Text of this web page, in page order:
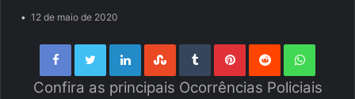
12 de maio de 2020
Facebook Twitter LinkedIn StumbleUpon Tumblr Pinterest Reddit
Confira as principais Ocorrências Policiais